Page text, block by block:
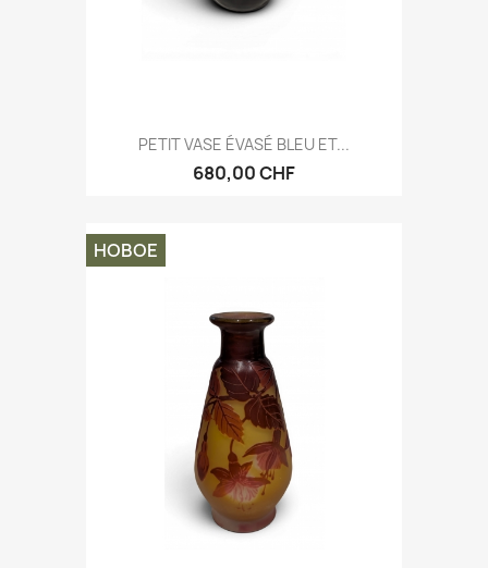
PETIT VASE ÉVASÉ BLEU ET...
680,00 CHF
НОВОЕ